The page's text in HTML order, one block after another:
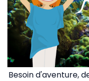
Besoin d'aventure,